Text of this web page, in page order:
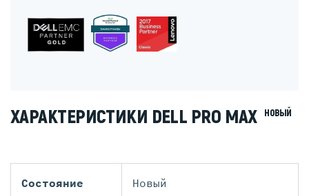
ХАРАКТЕРИСТИКИ DELL PRO MAX НОВЫЙ
Состояние Новый